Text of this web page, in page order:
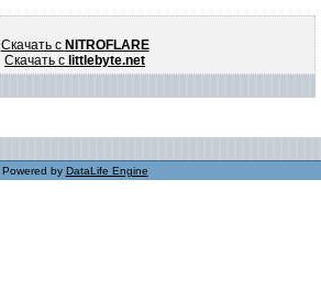
Скачать с NITROFLARE
Скачать с littlebyte.net
Powered by DataLife Engine